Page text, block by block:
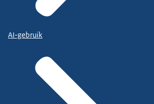
AI-gebruik